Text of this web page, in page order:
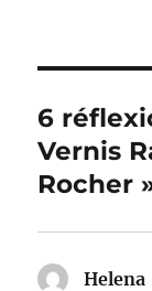
6
Vernis
Rocher
Helena